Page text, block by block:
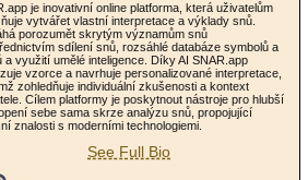
je inovativní online platforma, která uživatelům
vytvářet vlastní interpretace a výklady snů.
porozumět skrytým významům snů
sdílení snů, rozsáhlé databáze symbolů a
a využití umělé inteligence. Díky AI SNAR.app
vzorce a navrhuje personalizované interpretace,
zohledňuje individuální zkušenosti a kontext
Cílem platformy je poskytnout nástroje pro hlubší
sebe sama skrze analýzu snů, propojující
znalosti s moderními technologiemi.
See Full Bio